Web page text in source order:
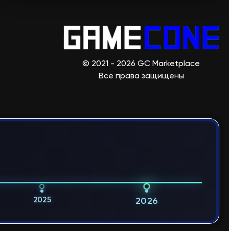
© 2021 - 2026 GC Marketplace
Все права защищены
2025 2026